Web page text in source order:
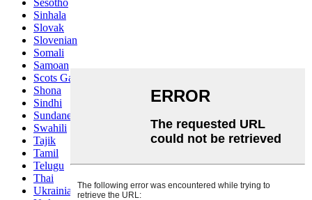
Sinhala
Slovak
Slovenian
Somali
Samoan
Scots Gaelic
Shona
Sindhi
Sundanese
Swahili
Tajik
Tamil
Telugu
Thai
Ukrainian